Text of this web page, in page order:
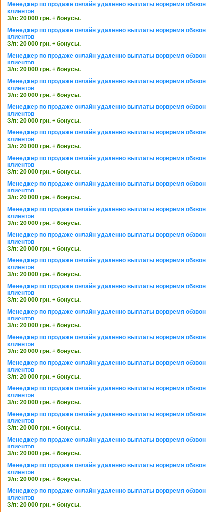
Менеджер по продаже онлайн удаленно выплаты ворвремя обзвон
клиентов
З/п: 20 000 грн. + бонусы.
Менеджер по продаже онлайн удаленно выплаты ворвремя обзвон
клиентов
З/п: 20 000 грн. + бонусы.
Менеджер по продаже онлайн удаленно выплаты ворвремя обзвон
клиентов
З/п: 20 000 грн. + бонусы.
Менеджер по продаже онлайн удаленно выплаты ворвремя обзвон
клиентов
З/п: 20 000 грн. + бонусы.
Менеджер по продаже онлайн удаленно выплаты ворвремя обзвон
клиентов
З/п: 20 000 грн. + бонусы.
Менеджер по продаже онлайн удаленно выплаты ворвремя обзвон
клиентов
З/п: 20 000 грн. + бонусы.
Менеджер по продаже онлайн удаленно выплаты ворвремя обзвон
клиентов
З/п: 20 000 грн. + бонусы.
Менеджер по продаже онлайн удаленно выплаты ворвремя обзвон
клиентов
З/п: 20 000 грн. + бонусы.
Менеджер по продаже онлайн удаленно выплаты ворвремя обзвон
клиентов
З/п: 20 000 грн. + бонусы.
Менеджер по продаже онлайн удаленно выплаты ворвремя обзвон
клиентов
З/п: 20 000 грн. + бонусы.
Менеджер по продаже онлайн удаленно выплаты ворвремя обзвон
клиентов
З/п: 20 000 грн. + бонусы.
Менеджер по продаже онлайн удаленно выплаты ворвремя обзвон
клиентов
З/п: 20 000 грн. + бонусы.
Менеджер по продаже онлайн удаленно выплаты ворвремя обзвон
клиентов
З/п: 20 000 грн. + бонусы.
Менеджер по продаже онлайн удаленно выплаты ворвремя обзвон
клиентов
З/п: 20 000 грн. + бонусы.
Менеджер по продаже онлайн удаленно выплаты ворвремя обзвон
клиентов
З/п: 20 000 грн. + бонусы.
Менеджер по продаже онлайн удаленно выплаты ворвремя обзвон
клиентов
З/п: 20 000 грн. + бонусы.
Менеджер по продаже онлайн удаленно выплаты ворвремя обзвон
клиентов
З/п: 20 000 грн. + бонусы.
Менеджер по продаже онлайн удаленно выплаты ворвремя обзвон
клиентов
З/п: 20 000 грн. + бонусы.
Менеджер по продаже онлайн удаленно выплаты ворвремя обзвон
клиентов
З/п: 20 000 грн. + бонусы.
Менеджер по продаже онлайн удаленно выплаты ворвремя обзвон
клиентов
З/п: 20 000 грн. + бонусы.